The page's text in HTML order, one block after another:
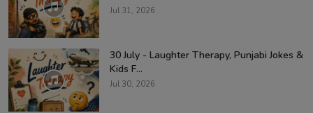
Jul 31, 2026
30 July - Laughter Therapy, Punjabi Jokes &
Kids F...
Jul 30, 2026